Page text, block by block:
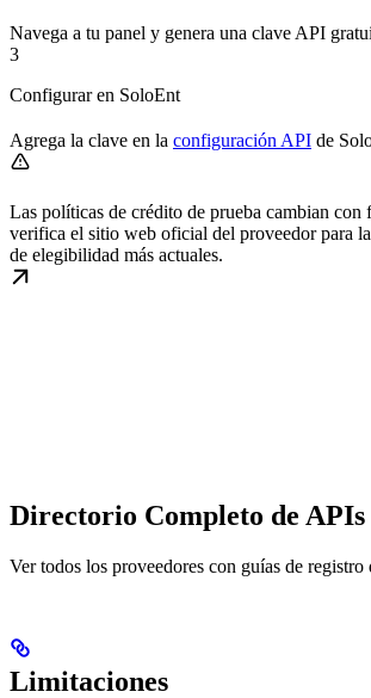
Navega a tu panel y genera una clave API
3
Configurar en SoloEnt
Agrega la clave en la configuración API de
Las políticas de crédito de prueba cambian con
verifica el sitio web oficial del proveedor para
de elegibilidad más actuales.
Directorio Completo de APIs
Ver todos los proveedores con guías de registro
Limitaciones